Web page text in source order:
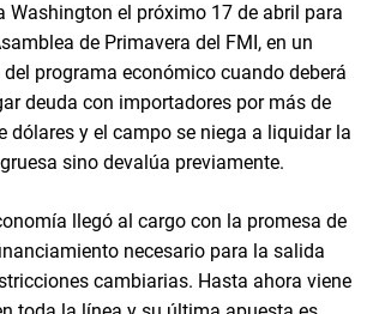
Washington el próximo 17 de abril para
de Primavera del FMI, en un
programa económico cuando deberá
deuda con importadores por más de
dólares y el campo se niega a liquidar la
sino devalúa previamente.
llegó al cargo con la promesa de
necesario para la salida
cambiarias. Hasta ahora viene